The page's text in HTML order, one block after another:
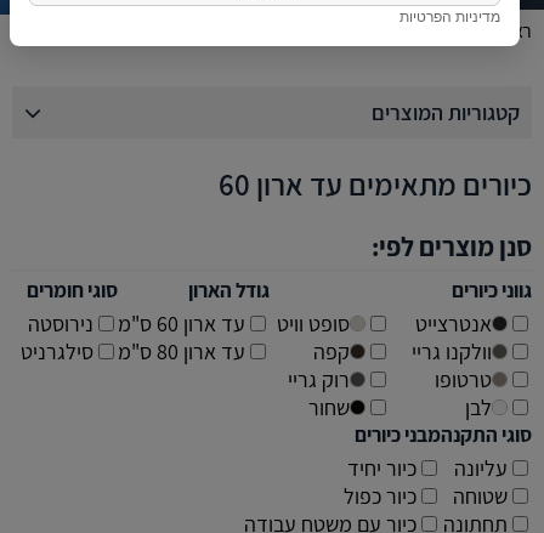
ראשי
קטגוריות המוצרים
כיורים מתאימים עד ארון 60
סנן מוצרים לפי:
גווני כיורים
אנטרצייט
וולקנו גריי
טרטופו
לבן
סופט וויט
קפה
רוק גריי
שחור
גודל הארון
עד ארון 60 ס"מ
עד ארון 80 ס"מ
סוגי חומרים
נירוסטה
סילגרניט
סוגי התקנה
עליונה
שטוחה
תחתונה
מבני כיורים
כיור יחיד
כיור כפול
כיור עם משטח עבודה
מדיניות הפרטיות